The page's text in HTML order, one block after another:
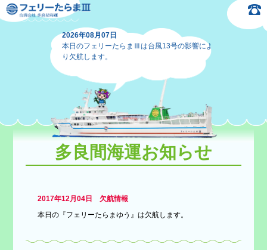
2026年08月07日
本日のフェリーたらまⅢは台風13号の影響によ
り欠航します。
多良間海運お知らせ
2017年12月04日 欠航情報
本日の『フェリーたらまゆう』は欠航します。